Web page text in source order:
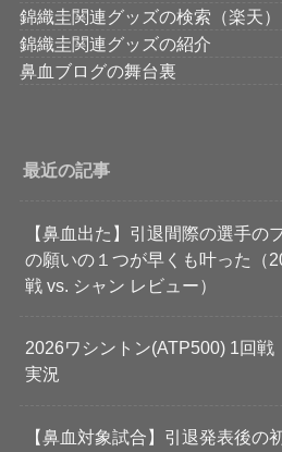
錦織圭関連グッズの検索（楽天）
錦織圭関連グッズの紹介
鼻血ブログの舞台裏
最近の記事
【鼻血出た】引退間際の選手の
の願いの１つが早くも叶った（
戦 vs. シャン レビュー）
2026ワシントン(ATP500) 1回
実況
【鼻血対象試合】引退発表後の